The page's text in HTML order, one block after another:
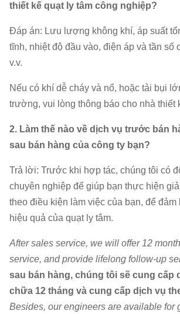
thiết kế quạt ly tâm công nghiệp?
Đáp án: Lưu lượng không khí, áp suất
tĩnh, nhiệt độ đầu vào, điện áp và tần số
v.v.
Nếu có khí dễ cháy và nổ, hoặc tải bụi
trường, vui lòng thông báo cho nhà thiết
2. Làm thế nào về dịch vụ trước bán
sau bán hàng của công ty bạn?
Trả lời: Trước khi hợp tác, chúng tôi có
chuyên nghiệp để giúp bạn thực hiện
theo điều kiện làm việc của bạn, để đảm
hiệu quả của quạt ly tâm.
After sales service, we will offer 12
service, and provide lifelong follow-up
sau bán hàng, chúng tôi sẽ cung cấp
chữa 12 tháng và cung cấp dịch vụ
Besides, our engineers are available for